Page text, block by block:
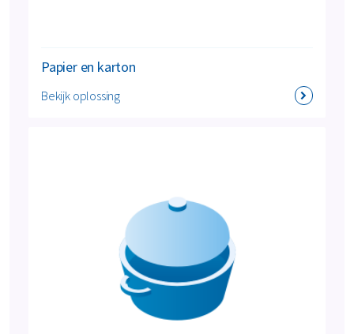
Papier en karton
Bekijk oplossing